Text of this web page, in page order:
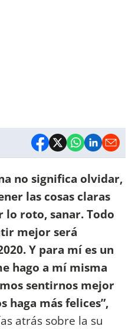
no significa olvidar,
las cosas claras
lo roto, sanar. Todo
mejor será
Y para mí es un
hago a mí misma
sentirnos mejor
haga más felices”,
atrás sobre la su